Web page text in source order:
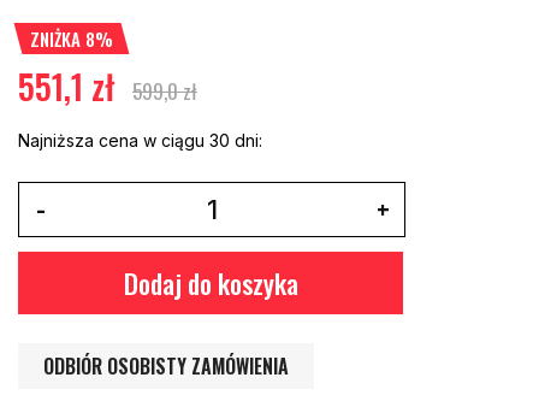
ZNIŻKA 8%
551,1 zł 599,0 zł
Najniższa cena w ciągu 30 dni:
Dodaj do koszyka
ODBIÓR OSOBISTY ZAMÓWIENIA